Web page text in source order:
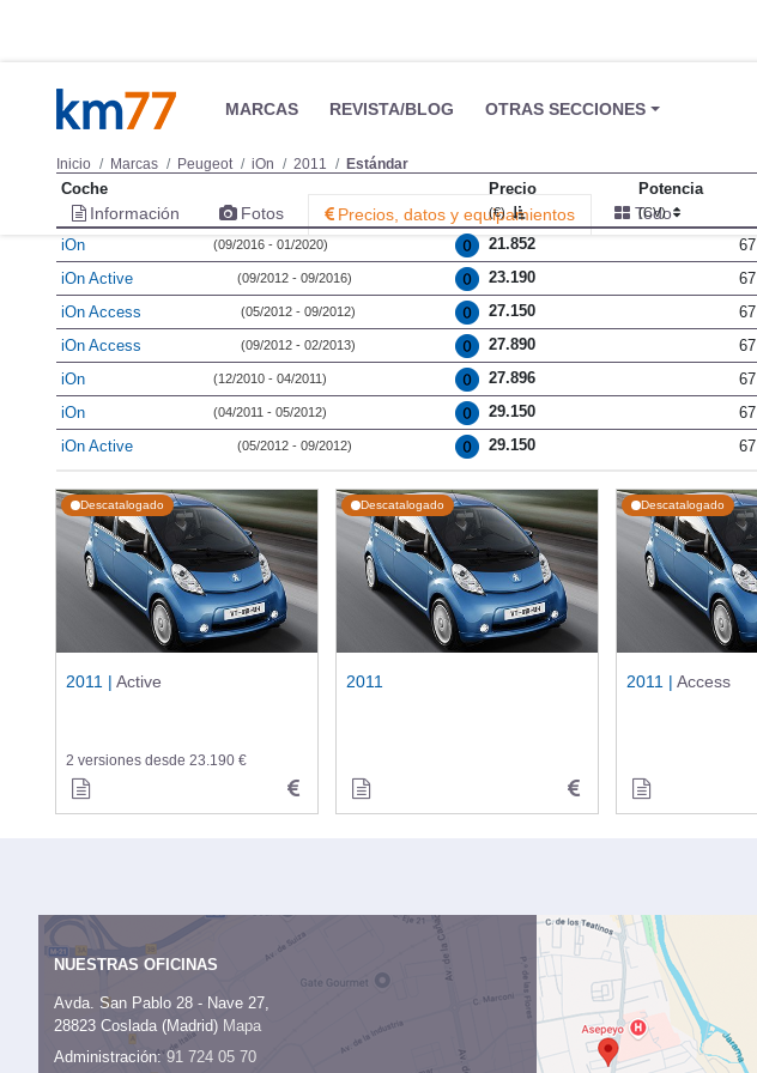
MARCAS REVISTA/BLOG OTRAS SECCIONES
Inicio Marcas Peugeot iOn 2011 Estándar
Información Fotos Precios, datos y equipamientos Todo
Coche
Precio
(€)
Potencia
(CV)
iOn (09/2016 - 01/2020) 21.852 67
iOn Active
(09/2012 - 09/2016) 23.190 67
iOn Access
(05/2012 - 09/2012) 27.150 67
iOn Access
(09/2012 - 02/2013) 27.890 67
iOn
(12/2010 - 04/2011) 27.896 67
iOn
(04/2011 - 05/2012) 29.150 67
iOn Active
(05/2012 - 09/2012) 29.150 67
Descatalogado
2011 | Active
2 versiones desde 23.190 €
Descatalogado
2011
Descatalogado
2011 | Access
NUESTRAS OFICINAS
Avda. San Pablo 28 - Nave 27,
28823 Coslada (Madrid) Mapa
Administración:91 724 05 70